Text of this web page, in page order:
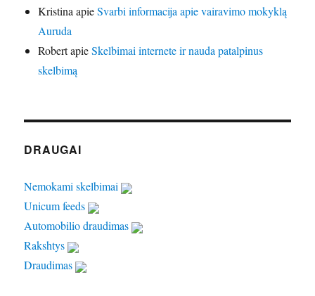
KristinaapieSvarbi informacija apie vairavimo mokyklą
Auruda
RobertapieSkelbimai internete ir nauda patalpinus
skelbimą
DRAUGAI
Nemokami skelbimai
Unicum feeds
Automobilio draudimas
Rakshtys
Draudimas